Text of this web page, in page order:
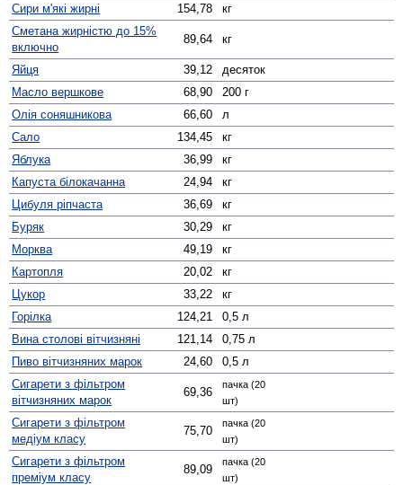
Сири м'які жирні 154,78
кг
Сметана жирністю до 15%
включно
89,64 кг
Яйця 39,12
десяток
Масло вершкове
68,90
200 г
Олія соняшникова
66,60
л
Сало
134,45
кг
Яблука
36,99
кг
Капуста білокачанна
24,94
кг
Цибуля ріпчаста
36,69
кг
Буряк
30,29
кг
Морква
49,19
кг
Картопля
20,02
кг
Цукор
33,22
кг
Горілка
124,21
0,5 л
Вина столові вітчизняні
121,14
0,75 л
Пиво вітчизняних марок
24,60
0,5 л
Сигарети з фільтром
вітчизняних марок
69,36
пачка (20
шт)
Сигарети з фільтром
медіум класу
75,70
пачка (20
шт)
Сигарети з фільтром
преміум класу
89,09
пачка (20
шт)